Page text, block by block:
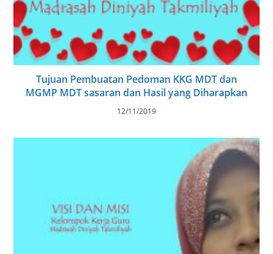
Tujuan Pembuatan Pedoman KKG MDT dan
MGMP MDT sasaran dan Hasil yang Diharapkan
12/11/2019